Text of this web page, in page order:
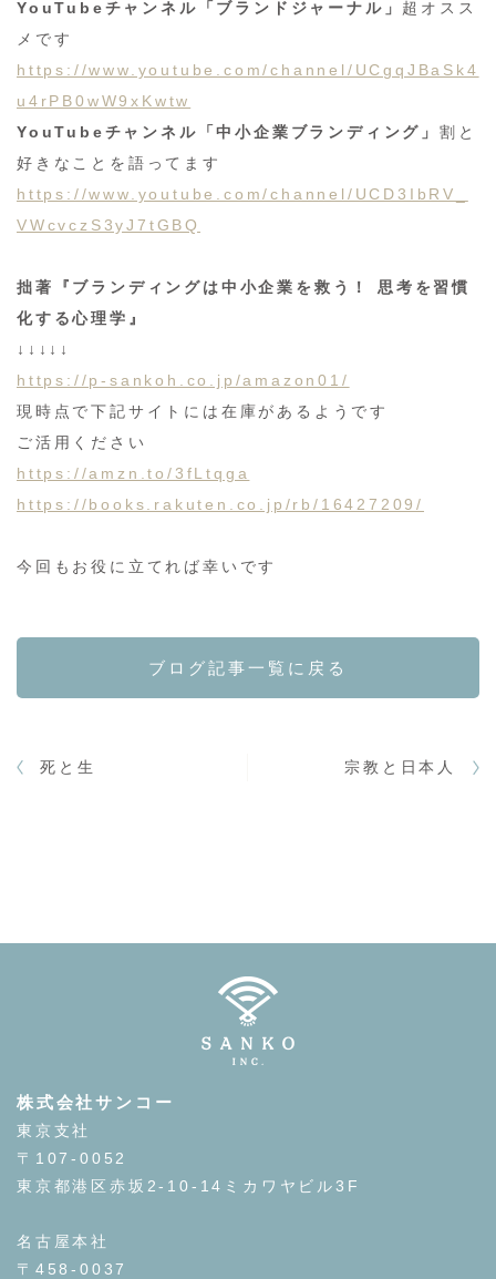
YouTubeチャンネル「ブランドジャーナル」 超オスス
メです
https://www.youtube.com/channel/UCgqJBaSk4
u4rPB0wW9xKwtw
YouTubeチャンネル「中小企業ブランディング」 割と
好きなことを語ってます
https://www.youtube.com/channel/UCD3IbRV_
VWcvczS3yJ7tGBQ
拙著『ブランディングは中小企業を救う！ 思考を習慣
化する心理学』
↓↓↓↓↓
https://p-sankoh.co.jp/amazon01/
現時点で下記サイトには在庫があるようです
ご活用ください
https://amzn.to/3fLtqga
https://books.rakuten.co.jp/rb/16427209/
今回もお役に立てれば幸いです
ブログ記事一覧に戻る
死と生 宗教と日本人
株式会社サンコー
東京支社
〒107-0052
東京都港区赤坂2-10-14ミカワヤビル3F
名古屋本社
〒458-0037